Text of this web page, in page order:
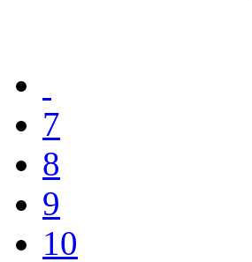
7
8
9
10